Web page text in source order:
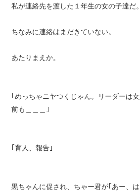
私が連絡先を渡した１年生の女の子達だ。
ちなみに連絡はまだきていない。
あたりまえか。
｢めっちゃニヤつくじゃん。リーダーは
前も＿＿＿｣
｢育人、報告｣
黒ちゃんに促され、ちゃー君が｢あー、